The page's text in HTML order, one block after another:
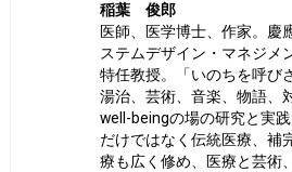
稲葉 俊郎
医師、医学博士、作家。慶
ステムデザイン・マネジメ
特任教授。「いのちを呼び
湯治、芸術、音楽、物語、
well-beingの場の研究と実
だけではなく伝統医療、補
療も広く修め、医療と芸術